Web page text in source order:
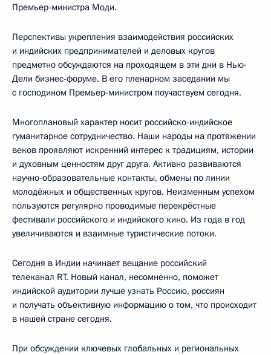
Премьер-министра Моди.
Перспективы укрепления взаимодействия российских
и индийских предпринимателей и деловых кругов
предметно обсуждаются на проходящем в эти дни в Нью-
Дели бизнес-форуме. В его пленарном заседании мы
с господином Премьер-министром поучаствуем сегодня.
Многоплановый характер носит российско-индийское
гуманитарное сотрудничество. Наши народы на протяжении
веков проявляют искренний интерес к традициям, истории
и духовным ценностям друг друга. Активно развиваются
научно-образовательные контакты, обмены по линии
молодёжных и общественных кругов. Неизменным успехом
пользуются регулярно проводимые перекрёстные
фестивали российского и индийского кино. Из года в год
увеличиваются и взаимные туристические потоки.
Сегодня в Индии начинает вещание российский
телеканал RT. Новый канал, несомненно, поможет
индийской аудитории лучше узнать Россию, россиян
и получать объективную информацию о том, что происходит
в нашей стране сегодня.
При обсуждении ключевых глобальных и региональных